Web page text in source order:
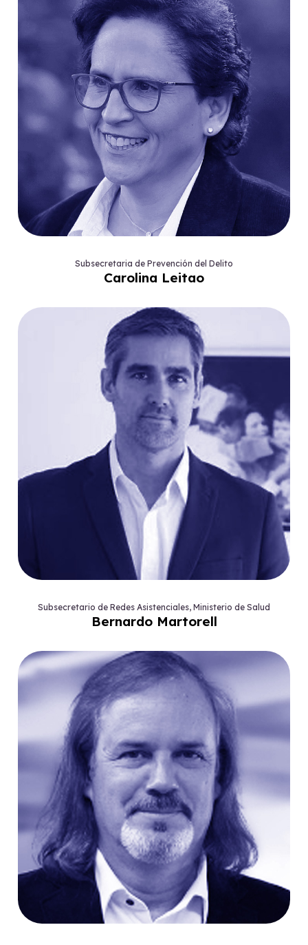
Subsecretaria de Prevención del Delito
Carolina Leitao
Subsecretario de Redes Asistenciales, Ministerio de Salud
Bernardo Martorell